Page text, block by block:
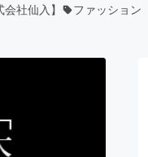
舞台・パフ
社仙入】 ファッション